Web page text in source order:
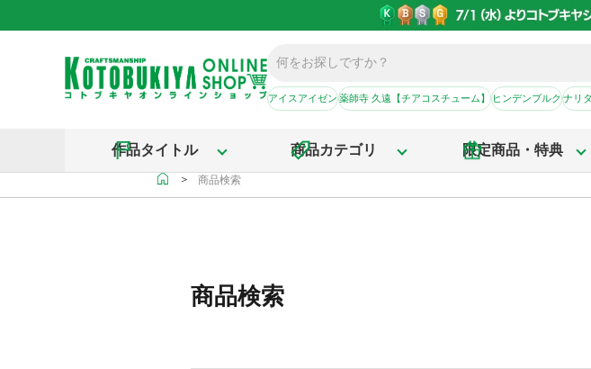
アイスアイゼン薬師寺 久遠【チアコスチューム】ヒンデンブルクナリ
作品タイトル 商品カテゴリ 限定商品・特典
＞ 商品検索
商品検索